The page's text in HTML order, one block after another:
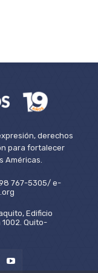
derechos
para fortalecer
Américas.
767-5305/ e-
Edificio
Quito-